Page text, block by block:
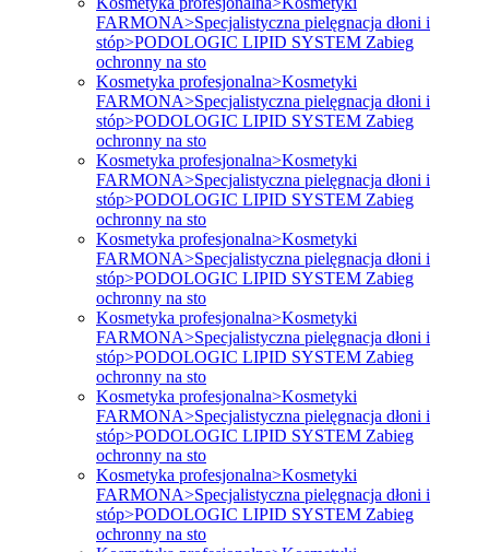
FARMONA>Specjalistyczna pielęgnacja dłoni i
stóp>PODOLOGIC LIPID SYSTEM Zabieg
ochronny na sto
Kosmetyka profesjonalna>Kosmetyki
FARMONA>Specjalistyczna pielęgnacja dłoni i
stóp>PODOLOGIC LIPID SYSTEM Zabieg
ochronny na sto
Kosmetyka profesjonalna>Kosmetyki
FARMONA>Specjalistyczna pielęgnacja dłoni i
stóp>PODOLOGIC LIPID SYSTEM Zabieg
ochronny na sto
Kosmetyka profesjonalna>Kosmetyki
FARMONA>Specjalistyczna pielęgnacja dłoni i
stóp>PODOLOGIC LIPID SYSTEM Zabieg
ochronny na sto
Kosmetyka profesjonalna>Kosmetyki
FARMONA>Specjalistyczna pielęgnacja dłoni i
stóp>PODOLOGIC LIPID SYSTEM Zabieg
ochronny na sto
Kosmetyka profesjonalna>Kosmetyki
FARMONA>Specjalistyczna pielęgnacja dłoni i
stóp>PODOLOGIC LIPID SYSTEM Zabieg
ochronny na sto
Kosmetyka profesjonalna>Kosmetyki
FARMONA>Specjalistyczna pielęgnacja dłoni i
stóp>PODOLOGIC LIPID SYSTEM Zabieg
ochronny na sto